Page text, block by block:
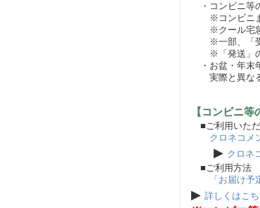
・コンビニ等
※コンビニま
※クール宅急
※一部、「受
※「発送」の
・お盆・年末
実際と異なる
【コンビニ
■ご利用いた
クロネコメ
▶ クロネ
■ご利用方法
「お届け予
▶ 詳しくはこち